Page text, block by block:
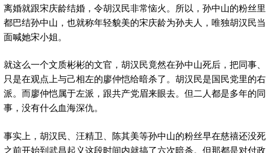
离婚就跟宋庆龄结婚，令胡汉民非常恼火。所以，孙中山的粉丝里
都巴结孙中山，也就称年轻貌美的宋庆龄为孙夫人，唯独胡汉民当
面喊她宋小姐。
就这么一个文质彬彬的文官，胡汉民竟然在孙中山死后，把同事、
只是在观点上与己相左的廖仲恺给暗杀了。胡汉民是国民党里的右
派。而廖仲恺属于左派，跟共产党眉来眼去。但二人都是多年的同
事，没有什么血海深仇。
事实上，胡汉民、汪精卫、陈其美等孙中山的粉丝早在慈禧还没死
之前开始到武昌起义这段时间内就搞了六次暗杀。但那都是对付政